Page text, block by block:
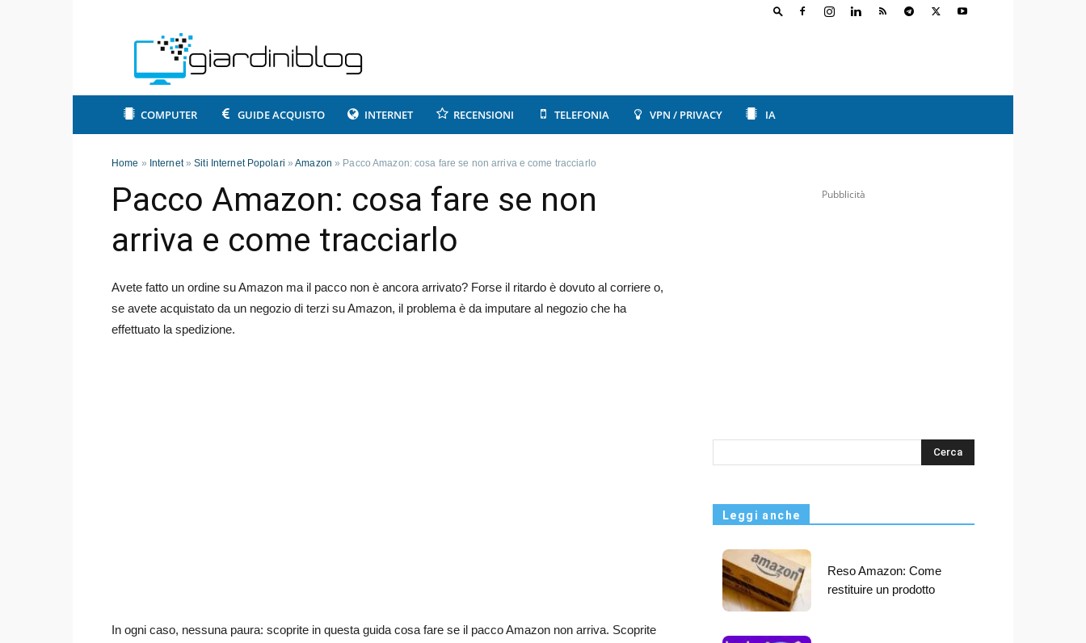
COMPUTER GUIDE ACQUISTO INTERNET RECENSIONI TELEFONIA VPN / PRIVACY IA
Home » Internet»Siti Internet Popolari »Amazon » Pacco Amazon: cosa fare se non arriva e come tracciarlo
Pacco Amazon: cosa fare se non
arriva e come tracciarlo
Avete fatto un ordine su Amazon ma il pacco non è ancora arrivato? Forse il ritardo è dovuto al corriere o,
se avete acquistato da un negozio di terzi su Amazon, il problema è da imputare al negozio che ha
effettuato la spedizione.
In ogni caso, nessuna paura: scoprite in questa guida cosa fare se il pacco Amazon non arriva. Scoprite
Pubblicità
s
Leggi anche
Reso Amazon: Come
restituire un prodotto